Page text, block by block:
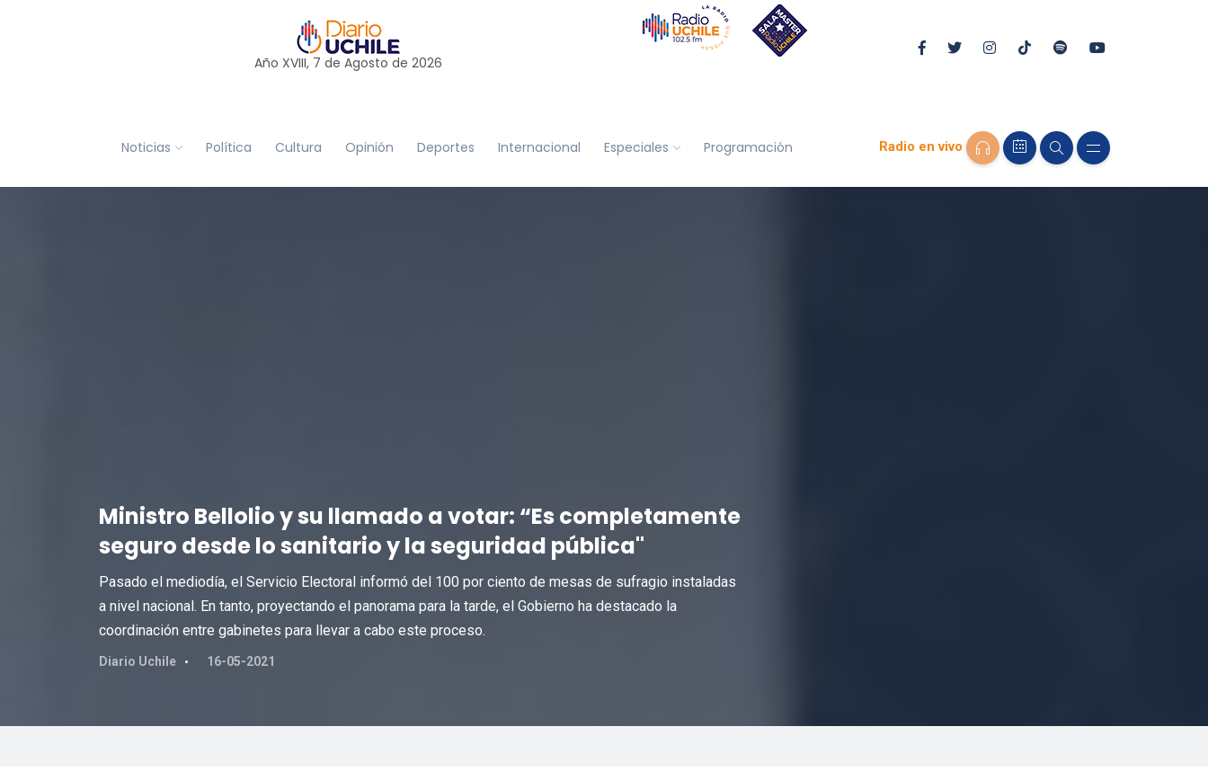
Año XVIII, 7 de Agosto de 2026
Noticias Política Cultura Opinión Deportes Internacional Especiales Programación Radio en vivo
Ministro Bellolio y su llamado a votar: “Es completamente
seguro desde lo sanitario y la seguridad pública"
Pasado el mediodía, el Servicio Electoral informó del 100 por ciento de mesas de sufragio instaladas
a nivel nacional. En tanto, proyectando el panorama para la tarde, el Gobierno ha destacado la
coordinación entre gabinetes para llevar a cabo este proceso.
Diario Uchile 16-05-2021